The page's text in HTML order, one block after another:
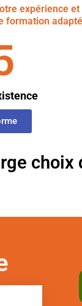
expérience
formation